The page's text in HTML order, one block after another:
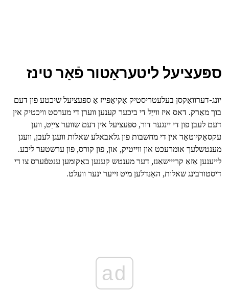
ספּעציעל ליטעראַטור פֿאַר טינז
יונג-דערוואַקסן בעלעטריסטיק אַקיאַפּייז אַ ספּעציעל שיכטע פון דעם
בוך מאַרק. דאס איז ווייַל די ביכער קענען ווערן די מערסט וויכטיק אין
דעם לעבן פון די יינגער דור, ספּעציעל אין דעם שווער צייַט, ווען
עקסאַקיוטאַד אין די מחשבות פון גלאבאלע שאלות וועגן לעבן, וועגן
מענטשלעך אומרעכט און ווייטיק, און, פון קורס, פון ערשטער ליבע.
לייענען אַזאַ קרייישאַנז, דער מענטש קענען באַקומען ענטפֿערס צו די
דיסטורבינג שאלות, האַנדלען מיט זייער ינער וועלט.
ad